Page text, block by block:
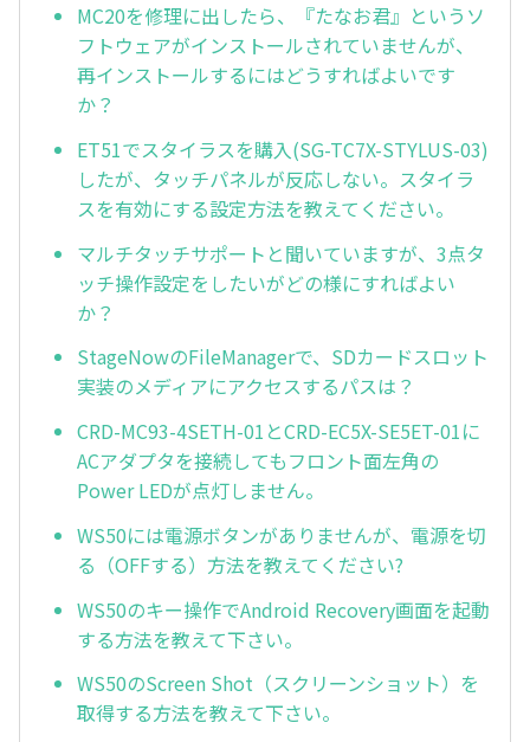
MC20を修理に出したら、『たなお君』というソ
フトウェアがインストールされていませんが、
再インストールするにはどうすればよいです
か？
ET51でスタイラスを購入(SG-TC7X-STYLUS-03)
したが、タッチパネルが反応しない。スタイラ
スを有効にする設定方法を教えてください。
マルチタッチサポートと聞いていますが、3点タ
ッチ操作設定をしたいがどの様にすればよい
か？
StageNowのFileManagerで、SDカードスロット
実装のメディアにアクセスするパスは？
CRD-MC93-4SETH-01とCRD-EC5X-SE5ET-01に
ACアダプタを接続してもフロント面左角の
Power LEDが点灯しません。
WS50には電源ボタンがありませんが、電源を切
る（OFFする）方法を教えてください?
WS50のキー操作でAndroid Recovery画面を起動
する方法を教えて下さい。
WS50のScreen Shot（スクリーンショット）を
取得する方法を教えて下さい。